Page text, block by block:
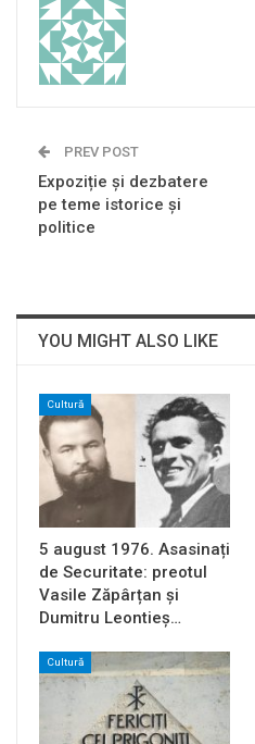
PREV POST
Expoziție și dezbatere
pe teme istorice și
politice
YOU MIGHT ALSO LIKE
Cultură
5 august 1976. Asasinați
de Securitate: preotul
Vasile Zăpârțan și
Dumitru Leontieș…
Cultură